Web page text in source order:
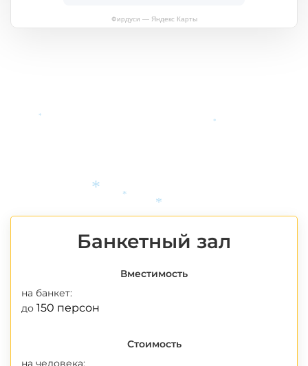
Фирдуси — Яндекс Карты
Банкетный зал
Вместимость
на банкет:
до 150 персон
Стоимость
на человека:
*